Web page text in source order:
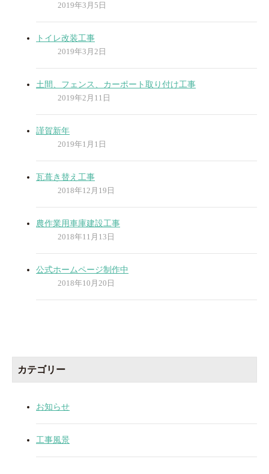
2019年3月5日
トイレ改装工事
2019年3月2日
土間、フェンス、カーポート取り付け工事
2019年2月11日
謹賀新年
2019年1月1日
瓦葺き替え工事
2018年12月19日
農作業用車庫建設工事
2018年11月13日
公式ホームページ制作中
2018年10月20日
カテゴリー
お知らせ
工事風景